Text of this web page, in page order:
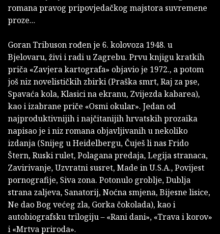
romana pravog pripovjedačkog majstora suvremene
proze...
Goran Tribuson rođen je 6. kolovoza 1948. u
Bjelovaru, živi i radi u Zagrebu. Prvu knjigu kratkih
priča «Zavjera kartografa» objavio je 1972., a potom
još niz novelističkih zbirki (Praška smrt, Raj za pse,
Spavaća kola, Klasici na ekranu, Zvijezda kabarea),
kao i izabrane priče «Osmi okular». Jedan od
najproduktivnijih i najčitanijih hrvatskih prozaika
napisao je i niz romana objavljivanih u nekoliko
izdanja (Snijeg u Heidelbergu, Čuješ li nas Frido
Štern, Ruski rulet, Polagana predaja, Legija stranaca,
Zavirivanje, Uzvratni susret, Made in U.S.A., Povijest
pornografije, Siva zona. Potonulo groblje, Dublja
strana zaljeva, Sanatorij, Noćna smjena, Bijesne lisice,
Ne dao Bog većeg zla, Gorka čokolada), kao i
autobiografsku trilogiju – «Rani dani», «Trava i korov»
i «Mrtva priroda».